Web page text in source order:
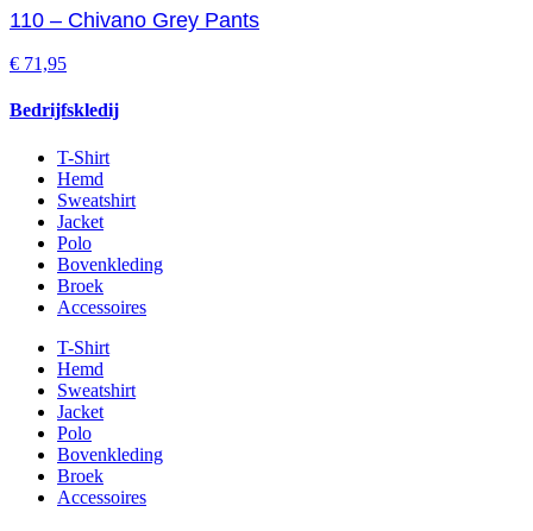
110 – Chivano Grey Pants
€ 71,95
Bedrijfskledij
T-Shirt
Hemd
Sweatshirt
Jacket
Polo
Bovenkleding
Broek
Accessoires
T-Shirt
Hemd
Sweatshirt
Jacket
Polo
Bovenkleding
Broek
Accessoires